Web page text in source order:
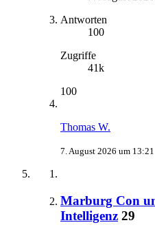
Antworten
100
Zugriffe
41k
100
Thomas W.
7. August 2026 um 13:21
Marburg Con
Intelligenz 29